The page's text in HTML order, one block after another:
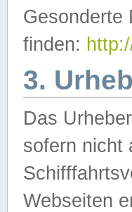
Gesonderte
finden:
3.
Das
sofern nicht
Webseiten